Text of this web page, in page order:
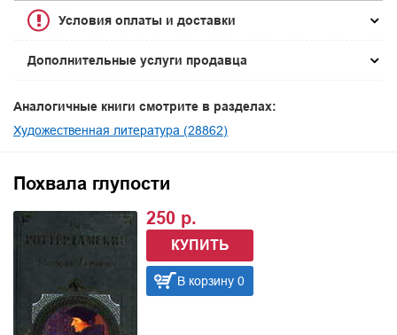
Условия оплаты и доставки
Дополнительные услуги продавца
Аналогичные книги смотрите в разделах:
Художественная литература (28862)
Похвала глупости
250 р.
КУПИТЬ
В корзину 0